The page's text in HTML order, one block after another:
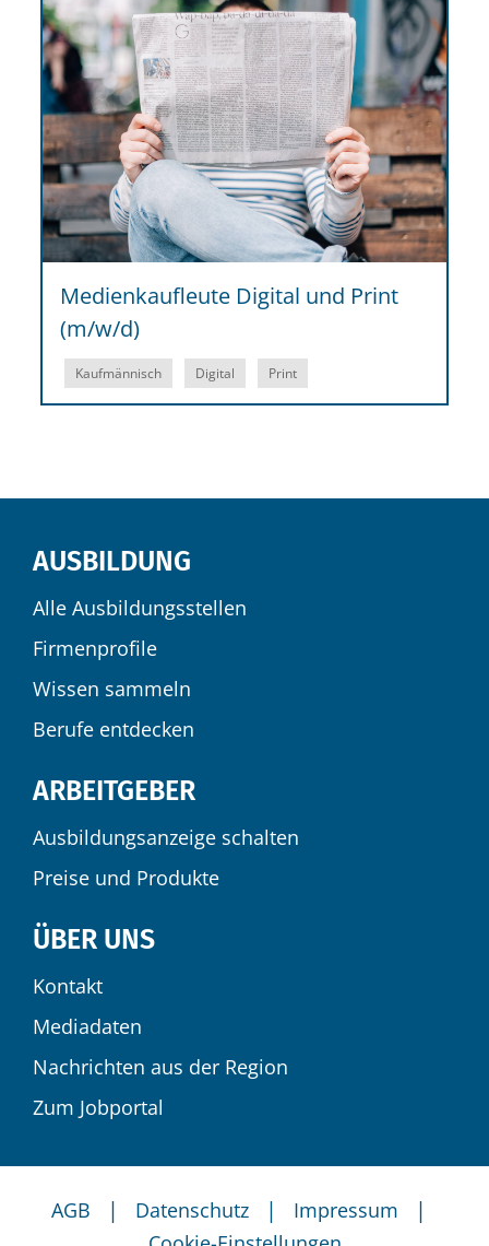
Medienkaufleute Digital und Print
(m/w/d)
Kaufmännisch Digital Print
AUSBILDUNG
Alle Ausbildungsstellen
Firmenprofile
Wissen sammeln
Berufe entdecken
ARBEITGEBER
Ausbildungsanzeige schalten
Preise und Produkte
ÜBER UNS
Kontakt
Mediadaten
Nachrichten aus der Region
Zum Jobportal
AGB | Datenschutz | Impressum |